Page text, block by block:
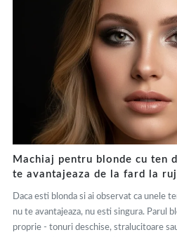
Machiaj pentru blonde cu ten
te avantajeaza de la fard la ruj
Daca esti blonda si ai observat ca unele
nu te avantajeaza, nu esti singura. Parul
proprie - tonuri deschise, stralucitoare